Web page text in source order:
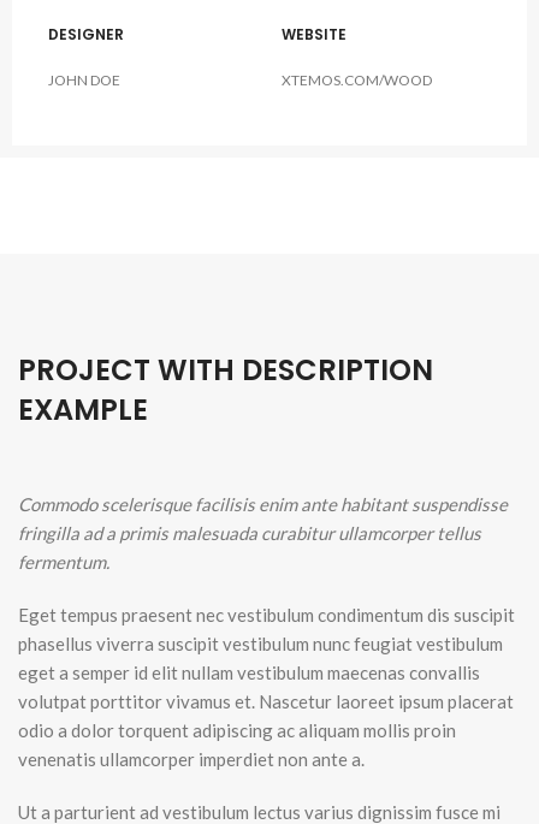
DESIGNER
JOHN DOE
WEBSITE
XTEMOS.COM/WOOD
PROJECT WITH DESCRIPTION
EXAMPLE
Commodo scelerisque facilisis enim ante habitant suspendisse
fringilla ad a primis malesuada curabitur ullamcorper tellus
fermentum.
Eget tempus praesent nec vestibulum condimentum dis suscipit
phasellus viverra suscipit vestibulum nunc feugiat vestibulum
eget a semper id elit nullam vestibulum maecenas convallis
volutpat porttitor vivamus et. Nascetur laoreet ipsum placerat
odio a dolor torquent adipiscing ac aliquam mollis proin
venenatis ullamcorper imperdiet non ante a.
Ut a parturient ad vestibulum lectus varius dignissim fusce mi